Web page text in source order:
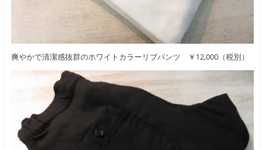
爽やかで清潔感抜群のホワイトカラーリブパンツ ￥12,000（税別）